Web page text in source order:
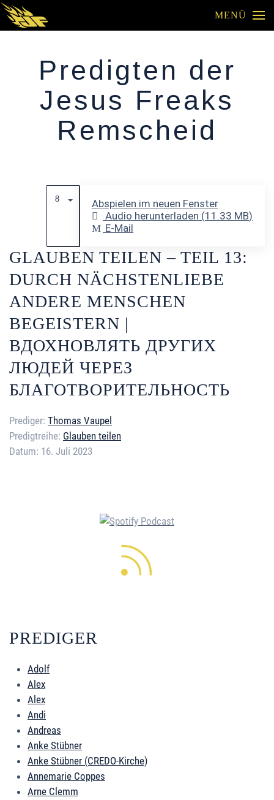
MENÜ
Predigten der
Jesus Freaks
Remscheid
Abspielen im neuen Fenster
Audio herunterladen (11.33 MB)
E-Mail
GLAUBEN TEILEN – TEIL 13:
DURCH NÄCHSTENLIEBE
ANDERE MENSCHEN
BEGEISTERN |
ВДОХНОВЛЯТЬ ДРУГИХ
ЛЮДЕЙ ЧЕРЕЗ
БЛАГОТВОРИТЕЛЬНОСТЬ
Prediger: Thomas Vaupel
Predigtreihe: Glauben teilen
Datum: 16. Juli 2023
PREDIGER
Adolf
Alex
Alex
Andi
Andreas
Anke Stübner
Anke Stübner (CREDO-Kirche)
Annemarie Coppes
Arne Clemm